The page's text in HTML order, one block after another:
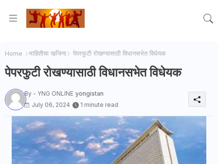
Home माहितीचा खजिना पेपरफुटी रोखण्यासाठी विधानसभेत विधेयक
पेपरफुटी रोखण्यासाठी विधानसभेत विधेयक
By - YNG ONLINE yongistan
July 06, 2024
1 minute read